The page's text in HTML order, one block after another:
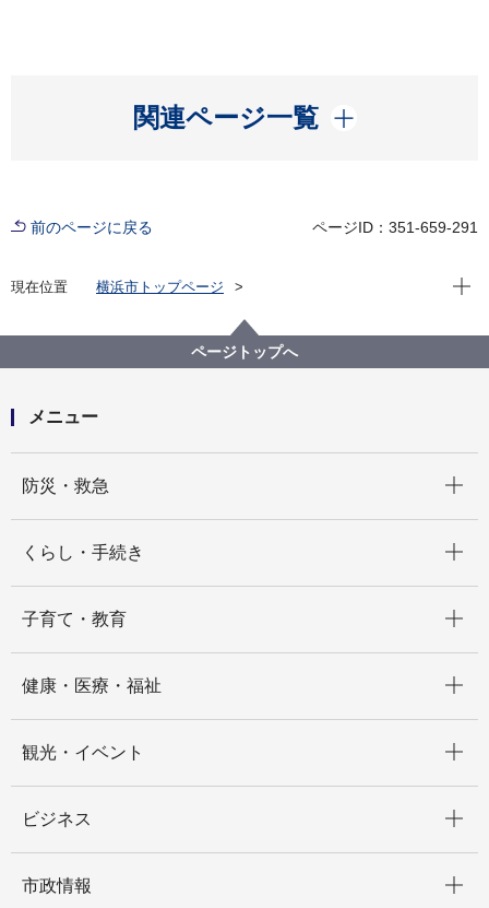
関連ページ一覧
開く
前のページに戻る ページID：351-659-291
現在位置
横浜市トップページ
総務局
ふるさと納税制度を利用した場合に、控除される寄附
金額の上限額を教えてください。
現在
ページトップへ
メニュー
防災・救急
くらし・手続き
子育て・教育
健康・医療・福祉
観光・イベント
ビジネス
市政情報